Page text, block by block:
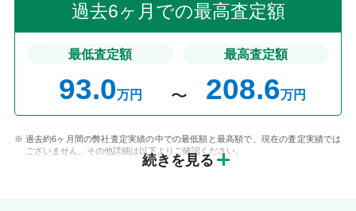
過去6ヶ月での最高査定額
最低査定額
93.0万円
最高査定額
208.6万円
過去約6ヶ月間の弊社査定実績の中での最低額と最高額で、現在の査定実績では
ございません。その他詳細は以下よりご確認ください。
続きを見る